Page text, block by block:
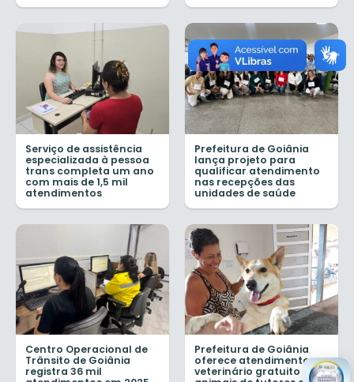
Serviço de assistência
especializada à pessoa
trans completa um ano
com mais de 1,5 mil
atendimentos
Prefeitura de Goiânia
lança projeto para
qualificar atendimento
nas recepções das
unidades de saúde
Centro Operacional de
Trânsito de Goiânia
registra 36 mil
Prefeitura de Goiânia
oferece atendimento
veterinário gratuito para